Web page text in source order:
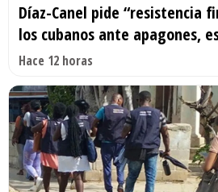
Díaz-Canel pide “resistencia
los cubanos ante apagones,
Hace 12 horas